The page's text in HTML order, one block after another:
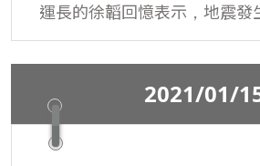
運長的徐韜回憶表示，地震發
橋學生會的協助下，將募集的
日本，沒想到這段故事後來竟
生的教科書，他感動表示，「
小愛心，在這十年間越滾越大
2021/01/